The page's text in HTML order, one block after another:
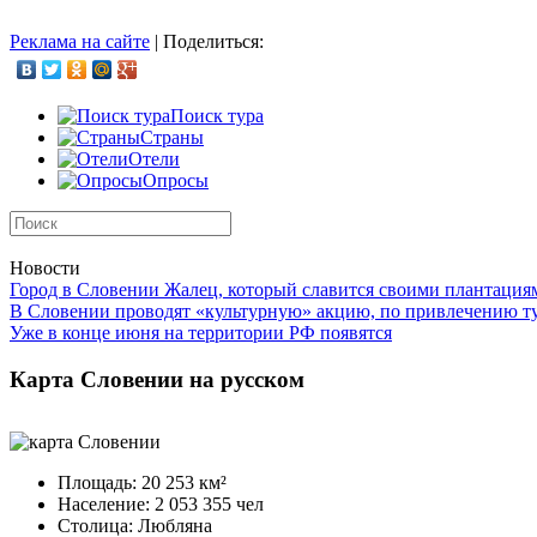
Реклама на сайте | Поделиться:
Поиск тура
Страны
Отели
Опросы
Новости
Город в Словении Жалец, который славится своими
В Словении проводят «культурную» акцию, по привлечению
Уже в конце июня на территории РФ появятся
Карта Словении на русском
Площадь: 20 253 км²
Население: 2 053 355 чел
Столица: Любляна